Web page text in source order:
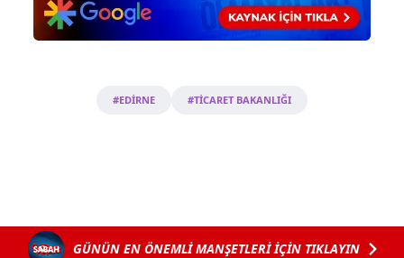
#EDİRNE #TİCARET BAKANLIĞI
GÜNÜN EN ÖNEMLİ MANŞETLERİ İÇİN TIKLAYIN